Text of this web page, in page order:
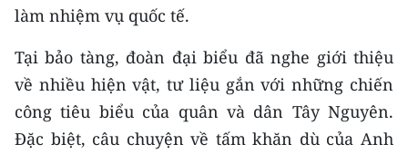
Media Kinh tế
Media Văn hóa
Media Xã hội
Media Pháp luật
làm nhiệm vụ quốc tế.
Tại bảo tàng, đoàn đại biểu đã nghe giới thiệu
về nhiều hiện vật, tư liệu gắn với những chiến
công tiêu biểu của quân và dân Tây Nguyên.
Đặc biệt, câu chuyện về tấm khăn dù của Anh